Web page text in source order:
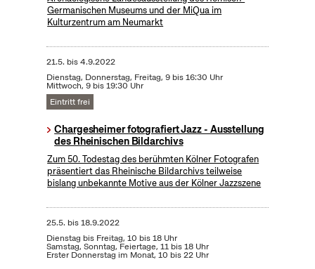
Germanischen Museums und der MiQua im
Kulturzentrum am Neumarkt
21.5. bis4.9.2022
Dienstag, Donnerstag, Freitag, 9 bis 16:30 Uhr
Mittwoch, 9 bis 19:30 Uhr
Eintritt frei
Chargesheimer fotografiert Jazz - Ausstellung
des Rheinischen Bildarchivs
Zum 50. Todestag des berühmten Kölner Fotografen
präsentiert das Rheinische Bildarchivs teilweise
bislang unbekannte Motive aus der Kölner Jazzszene
25.5. bis18.9.2022
Dienstag bis Freitag, 10 bis 18 Uhr
Samstag, Sonntag, Feiertage, 11 bis 18 Uhr
Erster Donnerstag im Monat, 10 bis 22 Uhr